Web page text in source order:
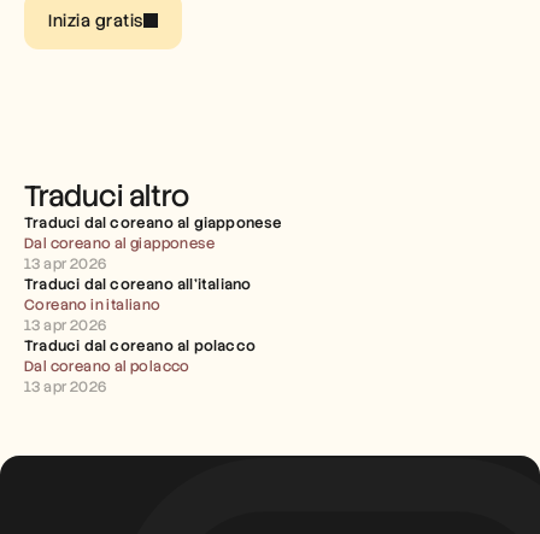
Inizia gratis
Traduci altro
Traduci dal coreano al giapponese
Dal coreano al giapponese
13 apr 2026
Traduci dal coreano all'italiano
Coreano in italiano
13 apr 2026
Traduci dal coreano al polacco
Dal coreano al polacco
13 apr 2026
Carriere